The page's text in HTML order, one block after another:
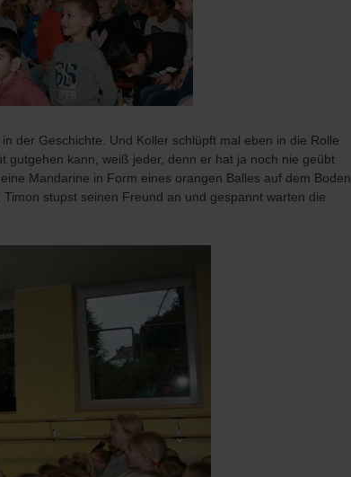
der Geschichte. Und Koller schlüpft mal eben in die Rolle
gutgehen kann, weiß jeder, denn er hat ja noch nie geübt
Mandarine in Form eines orangen Balles auf dem Boden
stupst seinen Freund an und gespannt warten die